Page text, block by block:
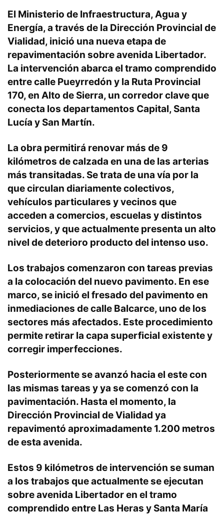
El Ministerio de Infraestructura, Agua y
Energía, a través de la Dirección Provincial de
Vialidad, inició una nueva etapa de
repavimentación sobre avenida Libertador.
La intervención abarca el tramo comprendido
entre calle Pueyrredón y la Ruta Provincial
170, en Alto de Sierra, un corredor clave que
conecta los departamentos Capital, Santa
Lucía y San Martín.
La obra permitirá renovar más de 9
kilómetros de calzada en una de las arterias
más transitadas. Se trata de una vía por la
que circulan diariamente colectivos,
vehículos particulares y vecinos que
acceden a comercios, escuelas y distintos
servicios, y que actualmente presenta un alto
nivel de deterioro producto del intenso uso.
Los trabajos comenzaron con tareas previas
a la colocación del nuevo pavimento. En ese
marco, se inició el fresado del pavimento en
inmediaciones de calle Balcarce, uno de los
sectores más afectados. Este procedimiento
permite retirar la capa superficial existente y
corregir imperfecciones.
Posteriormente se avanzó hacia el este con
las mismas tareas y ya se comenzó con la
pavimentación. Hasta el momento, la
Dirección Provincial de Vialidad ya
repavimentó aproximadamente 1.200 metros
de esta avenida.
Estos 9 kilómetros de intervención se suman
a los trabajos que actualmente se ejecutan
sobre avenida Libertador en el tramo
comprendido entre Las Heras y Santa María